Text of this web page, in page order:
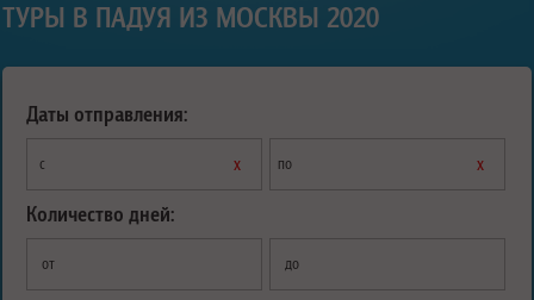
ТУРЫ В ПАДУЯ ИЗ МОСКВЫ 2020
Даты отправления:
с х по х
Количество дней:
от до